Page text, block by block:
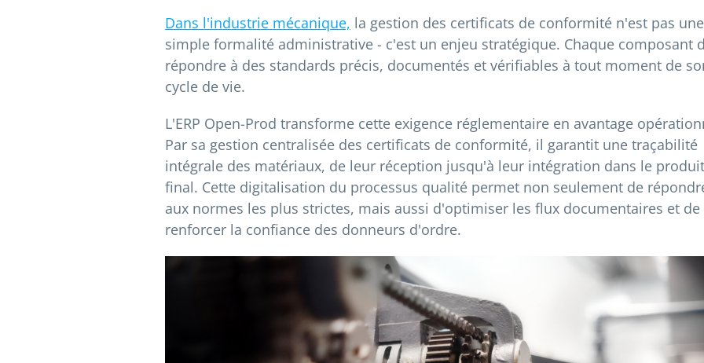
Dans l'industrie mécanique, la gestion des certificats de conformité n'est pas une
simple formalité administrative - c'est un enjeu stratégique. Chaque composant
répondre à des standards précis, documentés et vérifiables à tout moment de
cycle de vie.
L'ERP Open-Prod transforme cette exigence réglementaire en avantage
Par sa gestion centralisée des certificats de conformité, il garantit une traçabilité
intégrale des matériaux, de leur réception jusqu'à leur intégration dans le produit
final. Cette digitalisation du processus qualité permet non seulement de
aux normes les plus strictes, mais aussi d'optimiser les flux documentaires et de
renforcer la confiance des donneurs d'ordre.